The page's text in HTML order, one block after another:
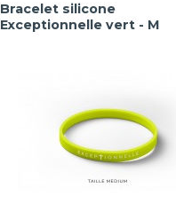
Bracelet silicone
Exceptionnelle vert - M